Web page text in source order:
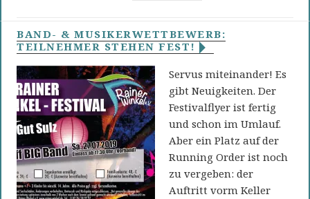
BAND- & MUSIKERWETTBEWERB:
TEILNEHMER STEHEN FEST!
Servus miteinander! Es
gibt Neuigkeiten. Der
Festivalflyer ist fertig
und schon im Umlauf.
Aber ein Platz auf der
Running Order ist noch
zu vergeben: der
Auftritt vorm Keller